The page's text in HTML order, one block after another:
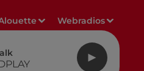
Webradios